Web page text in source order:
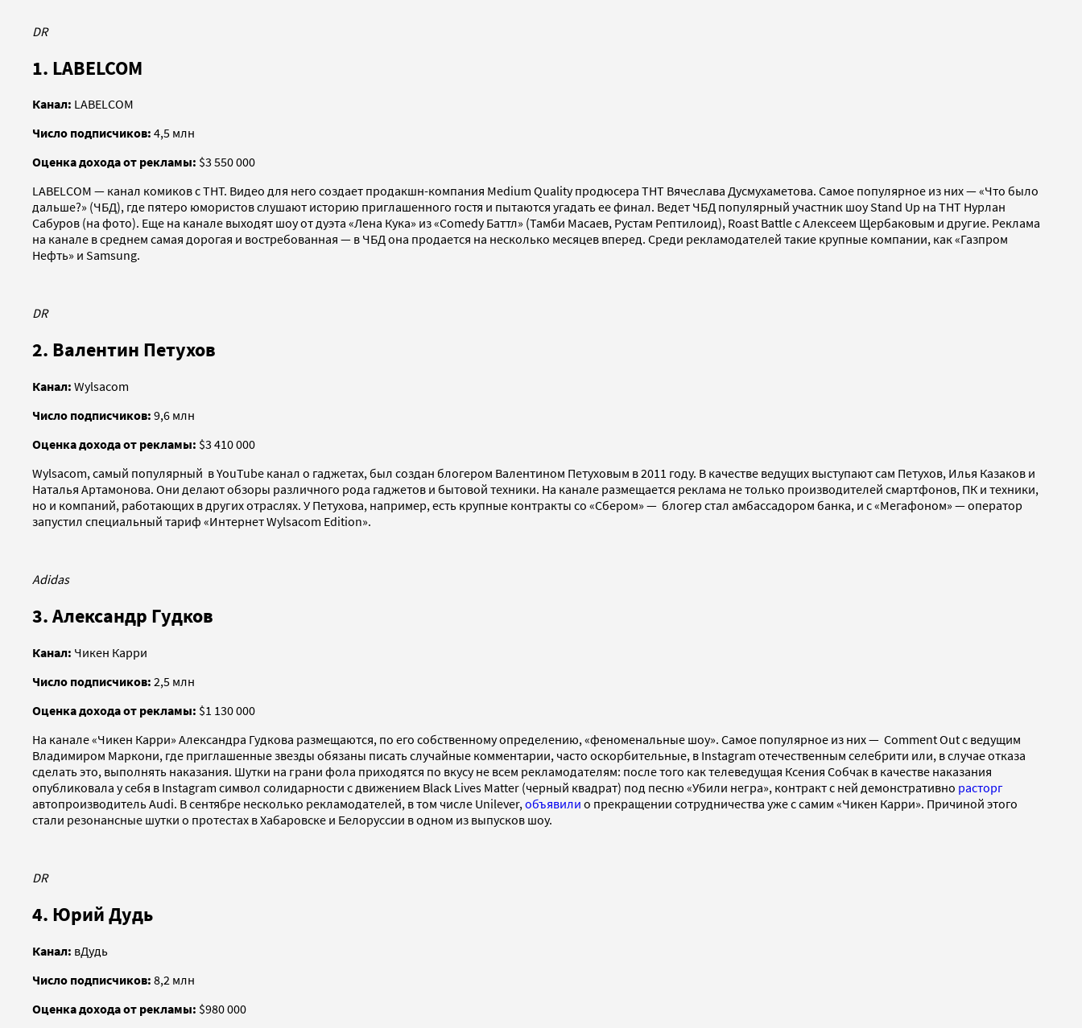
DR
1. LABELCOM
Канал: LABELCOM
Число подписчиков: 4,5 млн
Оценка дохода от рекламы: $3 550 000
LABELCOM — канал комиков с ТНТ. Видео для него создает продакшн-компания Medium Quality продюсера ТНТ Вячеслава Дусмухаметова. Самое популярное из них — «Что было
дальше?» (ЧБД), где пятеро юмористов слушают историю приглашенного гостя и пытаются угадать ее финал. Ведет ЧБД популярный участник шоу Stand Up на ТНТ Нурлан
Сабyров (на фото). Еще на канале выходят шоу от дуэта «Лена Кука» из «Comedy Баттл» (Тамби Масаев, Рустам Рептилоид), Roast Battle с Алексеем Щербаковым и другие. Реклама
на канале в среднем самая дорогая и востребованная — в ЧБД она продается на несколько месяцев вперед. Среди рекламодателей такие крупные компании, как «Газпром
Нефть» и Samsung.
DR
2. Валентин Петухов
Канал: Wylsacom
Число подписчиков: 9,6 млн
Оценка дохода от рекламы: $3 410 000
Wylsacom, самый популярный в YouTube канал о гаджетах, был создан блогером Валентином Петуховым в 2011 году. В качестве ведущих выступают сам Петухов, Илья Казаков и
Наталья Артамонова. Они делают обзоры различного рода гаджетов и бытовой техники. На канале размещается реклама не только производителей смартфонов, ПК и техники,
но и компаний, работающих в других отраслях. У Петухова, например, есть крупные контракты со «Сбером» — блогер стал амбассадором банка, и с «Мегафоном» — оператор
запустил специальный тариф «Интернет Wylsacom Edition».
Adidas
3. Александр Гудков
Канал: Чикен Карри
Число подписчиков: 2,5 млн
Оценка дохода от рекламы: $1 130 000
На канале «Чикен Карри» Александра Гудкова размещаются, по его собственному определению, «феноменальные шоу». Самое популярное из них — Comment Out с ведущим
Владимиром Маркони, где приглашенные звезды обязаны писать случайные комментарии, часто оскорбительные, в Instagram отечественным селебрити или, в случае отказа
сделать это, выполнять наказания. Шутки на грани фола приходятся по вкусу не всем рекламодателям: после того как телеведущая Ксения Собчак в качестве наказания
опубликовала у себя в Instagram символ солидарности с движением Black Lives Matter (черный квадрат) под песню «Убили негра», контракт с ней демонстративно расторг
автопроизводитель Audi. В сентябре несколько рекламодателей, в том числе Unilever,объявили о прекращении сотрудничества уже с самим «Чикен Карри». Причиной этого
стали резонансные шутки о протестах в Хабаровске и Белоруссии в одном из выпусков шоу.
DR
4. Юрий Дудь
Канал: вДудь
Число подписчиков: 8,2 млн
Оценка дохода от рекламы: $980 000